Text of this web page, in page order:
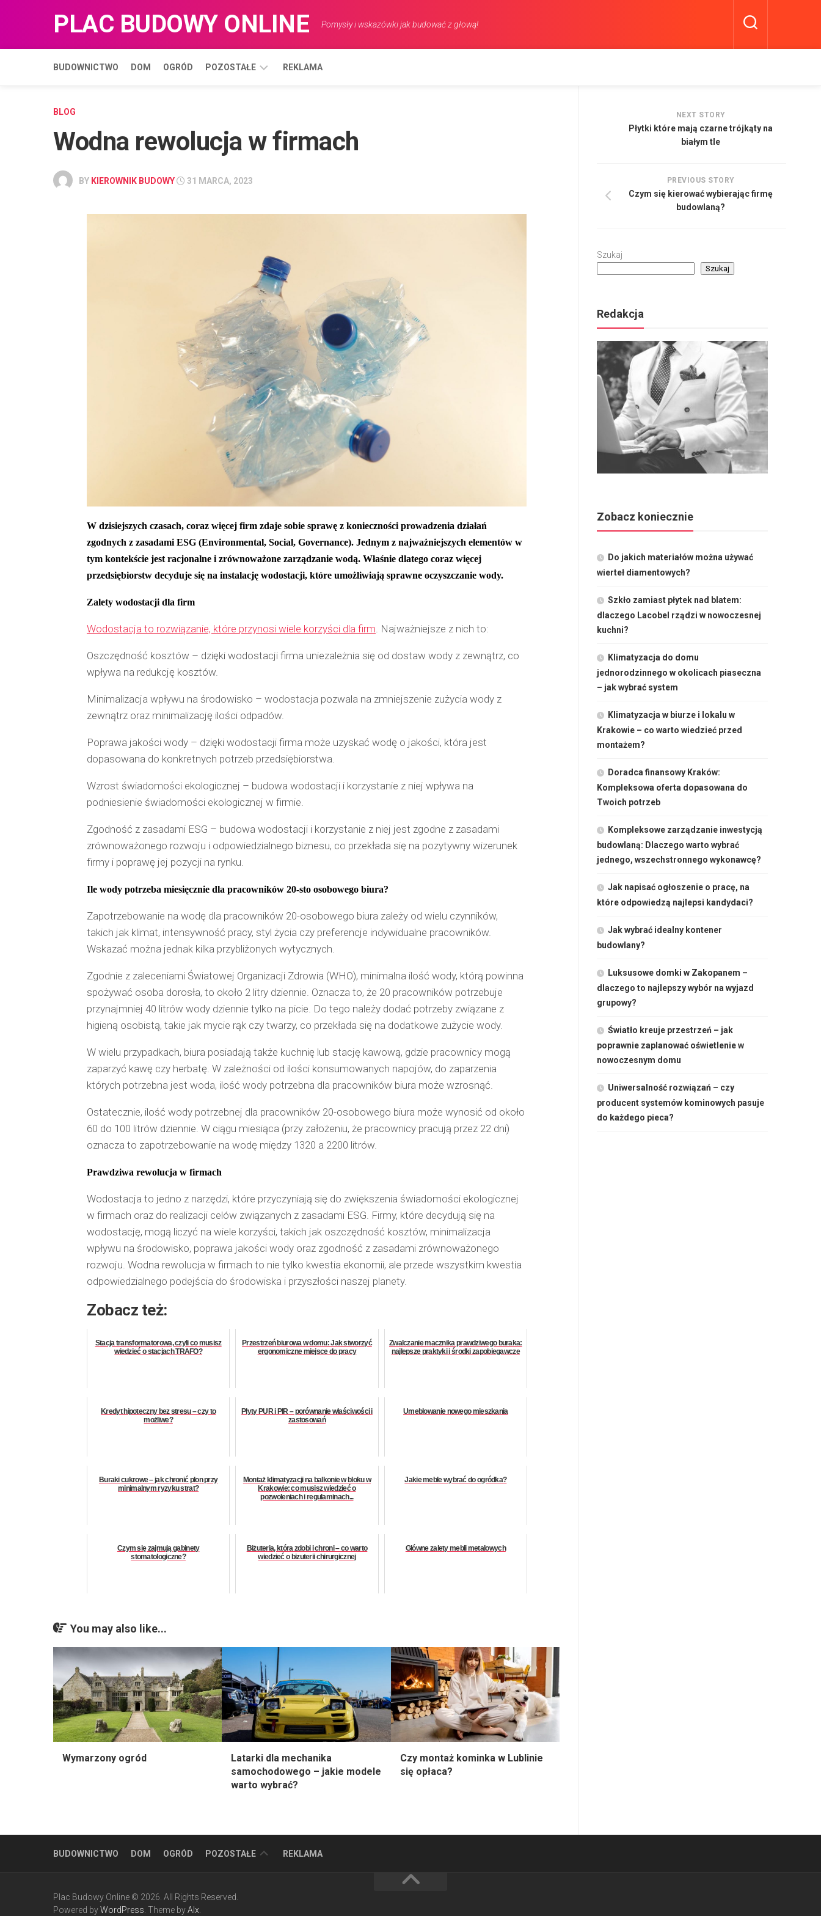
PLAC BUDOWY ONLINE Pomysły i wskazówki jak budować z głową!
BUDOWNICTWO DOM OGRÓD POZOSTAŁE
BLOG
HANDEL
REKLAMA
BLOG
Wodna rewolucja w firmach
BY KIEROWNIK BUDOWY 31 MARCA, 2023
W dzisiejszych czasach, coraz więcej firm zdaje sobie sprawę z konieczności prowadzenia działań
zgodnych z zasadami ESG (Environmental, Social, Governance). Jednym z najważniejszych elementów w
tym kontekście jest racjonalne i zrównoważone zarządzanie wodą. Właśnie dlatego coraz więcej
przedsiębiorstw decyduje się na instalację wodostacji, które umożliwiają sprawne oczyszczanie wody.
Zalety wodostacji dla firm
Wodostacja to rozwiązanie, które przynosi wiele korzyści dla firm. Najważniejsze z nich to:
Oszczędność kosztów – dzięki wodostacji firma uniezależnia się od dostaw wody z zewnątrz, co
wpływa na redukcję kosztów.
Minimalizacja wpływu na środowisko – wodostacja pozwala na zmniejszenie zużycia wody z
zewnątrz oraz minimalizację ilości odpadów.
Poprawa jakości wody – dzięki wodostacji firma może uzyskać wodę o jakości, która jest
dopasowana do konkretnych potrzeb przedsiębiorstwa.
Wzrost świadomości ekologicznej – budowa wodostacji i korzystanie z niej wpływa na
podniesienie świadomości ekologicznej w firmie.
Zgodność z zasadami ESG – budowa wodostacji i korzystanie z niej jest zgodne z zasadami
zrównoważonego rozwoju i odpowiedzialnego biznesu, co przekłada się na pozytywny wizerunek
firmy i poprawę jej pozycji na rynku.
Ile wody potrzeba miesięcznie dla pracowników 20-sto osobowego biura?
Zapotrzebowanie na wodę dla pracowników 20-osobowego biura zależy od wielu czynników,
takich jak klimat, intensywność pracy, styl życia czy preferencje indywidualne pracowników.
Wskazać można jednak kilka przybliżonych wytycznych.
Zgodnie z zaleceniami Światowej Organizacji Zdrowia (WHO), minimalna ilość wody, którą powinna
spożywać osoba dorosła, to około 2 litry dziennie. Oznacza to, że 20 pracowników potrzebuje
przynajmniej 40 litrów wody dziennie tylko na picie. Do tego należy dodać potrzeby związane z
higieną osobistą, takie jak mycie rąk czy twarzy, co przekłada się na dodatkowe zużycie wody.
W wielu przypadkach, biura posiadają także kuchnię lub stację kawową, gdzie pracownicy mogą
zaparzyć kawę czy herbatę. W zależności od ilości konsumowanych napojów, do zaparzenia
których potrzebna jest woda, ilość wody potrzebna dla pracowników biura może wzrosnąć.
Ostatecznie, ilość wody potrzebnej dla pracowników 20-osobowego biura może wynosić od około
60 do 100 litrów dziennie. W ciągu miesiąca (przy założeniu, że pracownicy pracują przez 22 dni)
oznacza to zapotrzebowanie na wodę między 1320 a 2200 litrów.
Prawdziwa rewolucja w firmach
Wodostacja to jedno z narzędzi, które przyczyniają się do zwiększenia świadomości ekologicznej
w firmach oraz do realizacji celów związanych z zasadami ESG. Firmy, które decydują się na
wodostację, mogą liczyć na wiele korzyści, takich jak oszczędność kosztów, minimalizacja
wpływu na środowisko, poprawa jakości wody oraz zgodność z zasadami zrównoważonego
rozwoju. Wodna rewolucja w firmach to nie tylko kwestia ekonomii, ale przede wszystkim kwestia
odpowiedzialnego podejścia do środowiska i przyszłości naszej planety.
Zobacz też:
Stacja transformatorowa, czyli co musisz
wiedzieć o stacjach TRAFO?
Przestrzeń biurowa w domu: Jak stworzyć
ergonomiczne miejsce do pracy
Zwalczanie macznika prawdziwego buraka:
najlepsze praktyki i środki zapobiegawcze
Kredyt hipoteczny bez stresu – czy to
możliwe?
Płyty PUR i PIR – porównanie właściwości i
zastosowań
Umeblowanie nowego mieszkania
Buraki cukrowe – jak chronić plon przy
minimalnym ryzyku strat?
Montaż klimatyzacji na balkonie w bloku w
Krakowie: co musisz wiedzieć o
pozwoleniach i regulaminach...
Jakie meble wybrać do ogródka?
Czym się zajmują gabinety
stomatologiczne?
Biżuteria, która zdobi i chroni – co warto
wiedzieć o bizuterii chirurgicznej
Główne zalety mebli metalowych
You may also like...
Wymarzony ogród
Latarki dla mechanika
samochodowego – jakie modele
warto wybrać?
Czy montaż kominka w Lublinie
się opłaca?
NEXT STORY
Płytki które mają czarne trójkąty na
białym tle
PREVIOUS STORY
Czym się kierować wybierając firmę
budowlaną?
Szukaj
Szukaj
Redakcja
Zobacz koniecznie
Do jakich materiałów można używać
wierteł diamentowych?
Szkło zamiast płytek nad blatem:
dlaczego Lacobel rządzi w nowoczesnej
kuchni?
Klimatyzacja do domu
jednorodzinnego w okolicach piaseczna
– jak wybrać system
Klimatyzacja w biurze i lokalu w
Krakowie – co warto wiedzieć przed
montażem?
Doradca finansowy Kraków:
Kompleksowa oferta dopasowana do
Twoich potrzeb
Kompleksowe zarządzanie inwestycją
budowlaną: Dlaczego warto wybrać
jednego, wszechstronnego wykonawcę?
Jak napisać ogłoszenie o pracę, na
które odpowiedzą najlepsi kandydaci?
Jak wybrać idealny kontener
budowlany?
Luksusowe domki w Zakopanem –
dlaczego to najlepszy wybór na wyjazd
grupowy?
Światło kreuje przestrzeń – jak
poprawnie zaplanować oświetlenie w
nowoczesnym domu
Uniwersalność rozwiązań – czy
producent systemów kominowych pasuje
do każdego pieca?
BUDOWNICTWO DOM OGRÓD POZOSTAŁE
HANDEL
REKLAMA
Plac Budowy Online © 2026. All Rights Reserved.
Powered byWordPress. Theme byAlx.